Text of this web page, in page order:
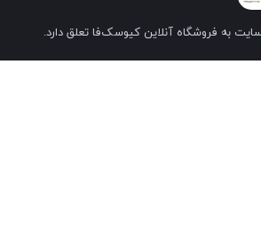
به فروشگاه آنلاین کیوسک‌فا تعلق دارد.